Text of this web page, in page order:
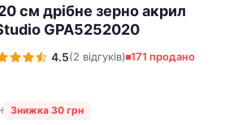
см дрібне зерно акрил
GPA5252020
4.5(2 відгуків) 171 продано
Знижка 30 грн